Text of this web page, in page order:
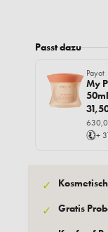
Passt dazu
Payot
My
50ml
+
✓
✓ Gratis